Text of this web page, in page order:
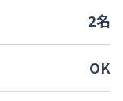
2名
OK